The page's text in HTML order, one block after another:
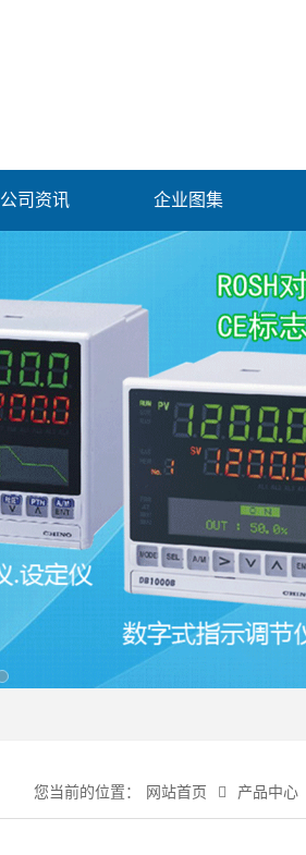
公司资讯 企业图集
您当前的位置： 网站首页 产品中心